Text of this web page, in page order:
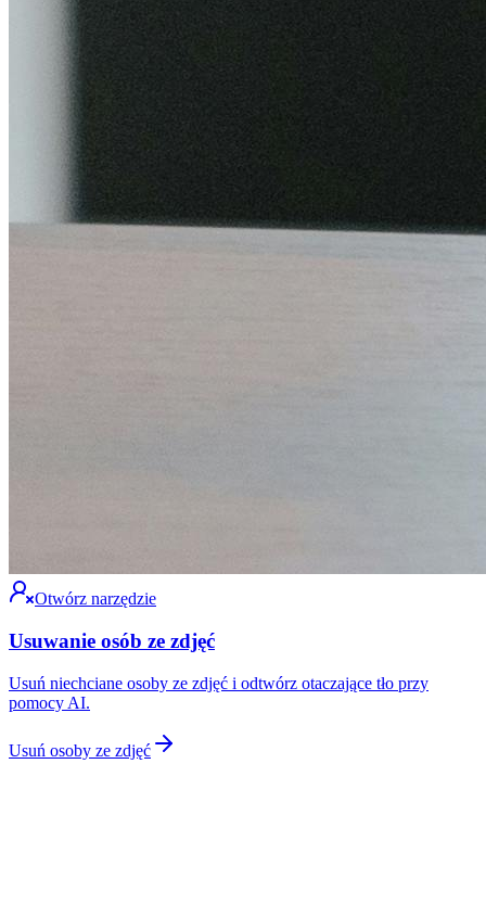
Otwórz narzędzie
Usuwanie osób ze zdjęć
Usuń niechciane osoby ze zdjęć i odtwórz otaczające tło przy
pomocy AI.
Usuń osoby ze zdjęć